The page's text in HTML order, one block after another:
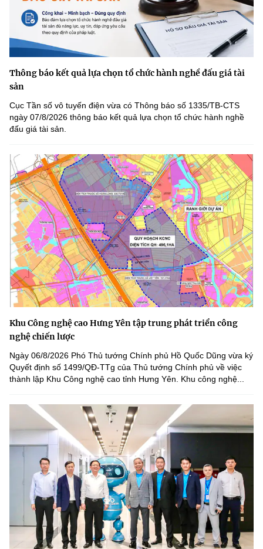
Thông báo kết quả lựa chọn tổ chức hành nghề đấu giá tài
sản
Cục Tần số vô tuyến điện vừa có Thông báo số 1335/TB-CTS
ngày 07/8/2026 thông báo kết quả lựa chọn tổ chức hành nghề
đấu giá tài sản.
Khu Công nghệ cao Hưng Yên tập trung phát triển công
nghệ chiến lược
Ngày 06/8/2026 Phó Thủ tướng Chính phủ Hồ Quốc Dũng vừa ký
Quyết định số 1499/QĐ-TTg của Thủ tướng Chính phủ về việc
thành lập Khu Công nghệ cao tỉnh Hưng Yên. Khu công nghệ...